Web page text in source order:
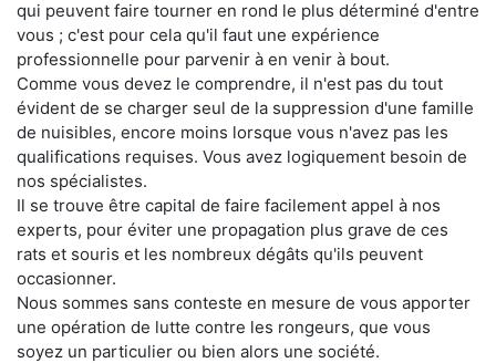
qui peuvent faire tourner en rond le plus déterminé d'entre
vous ; c'est pour cela qu'il faut une expérience
professionnelle pour parvenir à en venir à bout.
Comme vous devez le comprendre, il n'est pas du tout
évident de se charger seul de la suppression d'une famille
de nuisibles, encore moins lorsque vous n'avez pas les
qualifications requises. Vous avez logiquement besoin de
nos spécialistes.
Il se trouve être capital de faire facilement appel à nos
experts, pour éviter une propagation plus grave de ces
rats et souris et les nombreux dégâts qu'ils peuvent
occasionner.
Nous sommes sans conteste en mesure de vous apporter
une opération de lutte contre les rongeurs, que vous
soyez un particulier ou bien alors une société.